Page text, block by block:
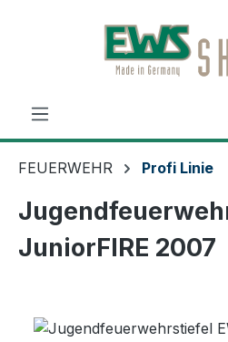
Zum Hauptinhalt springen
FEUERWEHR Profi Linie
JuniorFIRE 2007